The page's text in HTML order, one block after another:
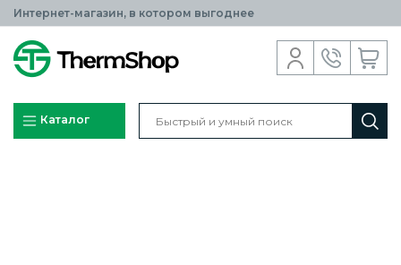
Интернет-магазин, в котором выгоднее
Каталог